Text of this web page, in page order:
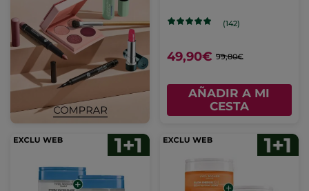
(142)
49,90€ 99,80€
AÑADIR A MI
CESTA